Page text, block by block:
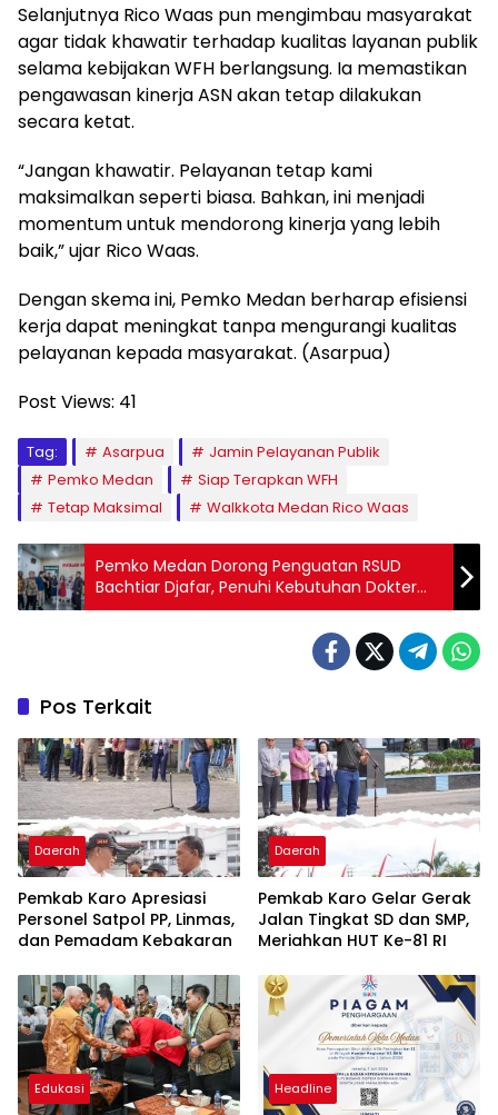
Selanjutnya Rico Waas pun mengimbau masyarakat
agar tidak khawatir terhadap kualitas layanan publik
selama kebijakan WFH berlangsung. Ia memastikan
pengawasan kinerja ASN akan tetap dilakukan
secara ketat.
“Jangan khawatir. Pelayanan tetap kami
maksimalkan seperti biasa. Bahkan, ini menjadi
momentum untuk mendorong kinerja yang lebih
baik,” ujar Rico Waas.
Dengan skema ini, Pemko Medan berharap efisiensi
kerja dapat meningkat tanpa mengurangi kualitas
pelayanan kepada masyarakat. (Asarpua)
Post Views: 41
Tag: Asarpua
Jamin Pelayanan Publik
Pemko Medan
Siap Terapkan WFH
Tetap Maksimal
Walkkota Medan Rico Waas
Pemko Medan Dorong Penguatan RSUD
Bachtiar Djafar, Penuhi Kebutuhan Dokter
Spesialis
Pos Terkait
Daerah
Pemkab Karo Apresiasi
Personel Satpol PP, Linmas,
dan Pemadam Kebakaran
Daerah
Pemkab Karo Gelar Gerak
Jalan Tingkat SD dan SMP,
Meriahkan HUT Ke-81 RI
Edukasi Headline